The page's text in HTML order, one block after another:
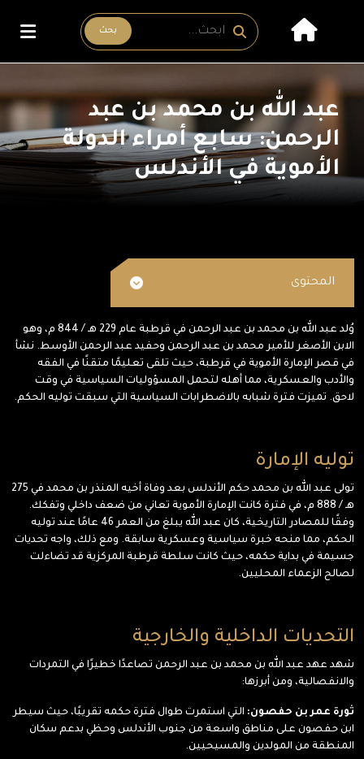
بحث
عبد الله بن محمد بن عبد
الرحمن: سابع أمراء الدولة
الأموية في الأندلس
المحتوى
وُلد عبد الله بن محمد بن عبد الرحمن في قرطبة عام 229 هـ / 844 م، وهو
الابن الأصغر للأمير محمد بن عبد الرحمن وحفيد عبد الرحمن الأوسط. نشأ
في قصر الإمارة الأموية في قرطبة، حيث تلقى تعليمًا متقنًا في الفقه
والأدب والعسكرية، مما أهله لتحمل المسؤوليات السياسية في وقت
لاحق. تميزت فترة شبابه بالاضطرابات السياسية التي سبقت توليه الحكم.
توليه الإمارة
تولى عبد الله بن محمد حكم الأندلس بعد وفاة أخيه المنذر بن محمد في 275
هـ / 888 م، في فترة كانت الإمارة الأموية تعاني من ضعف داخلي وتفكك.
وفقًا للمصادر التاريخية، كان عبد الله يبلغ من العمر 46 عامًا عند توليه
الحكم، مما منحه خبرة سياسية وعسكرية سابقة. ومع ذلك، واجه تحديات
جسيمة في بداية حكمه، حيث كانت سلطة قرطبة المركزية قد تضاءلت
لصالح الزعماء المحليين.
التحديات الداخلية والخارجية
شهد عهد عبد الله بن محمد بن عبد الرحمن تصاعدًا خطيرًا في التمردات
والانفصالية، ومن أبرزها:
ثورة عمر بن حفصون: التي استمرت طوال فترة حكمه تقريبًا، حيث سيطر
ابن حفصون على مناطق واسعة من جنوب الأندلس وحظي بدعم سكان
المنطقة من المولدين والمسيحيين.